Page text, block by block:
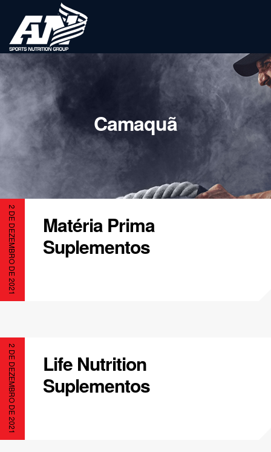
Camaquã
2 DE DEZEMBRO DE 2021
Matéria Prima
Suplementos
2 DE DEZEMBRO DE 2021
Life Nutrition
Suplementos